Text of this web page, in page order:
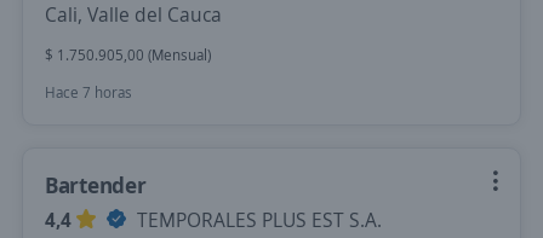
Cali, Valle del Cauca
$ 1.750.905,00 (Mensual)
Hace 7 horas
Bartender
4,4
TEMPORALES PLUS EST S.A.